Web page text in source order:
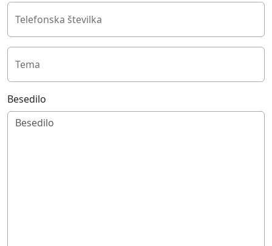
Telefonska številka
Tema
Besedilo